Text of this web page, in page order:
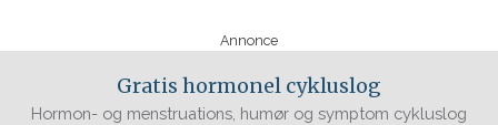
Annonce
Gratis hormonel cykluslog
Hormon- og menstruations, humør og symptom cykluslog